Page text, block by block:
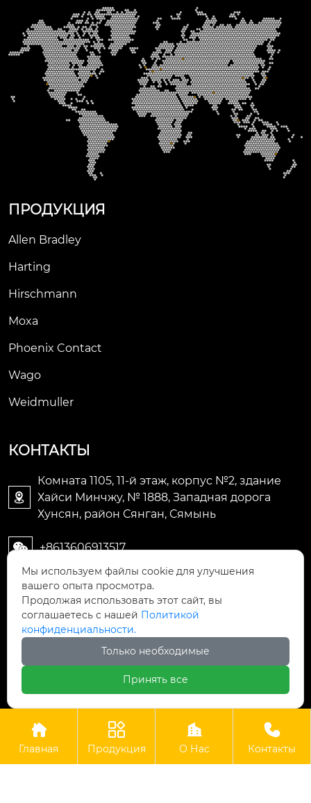
ен подробный обзо
р этой серии.
ортов, qos, rmon, уп
равление полосой п
ропускания, зеркал
ирование портов и
оповещение по эле
ктронной почте или
через реле. готовое
к использованию t
urbo ring можно лег
ко настроить с помо
щью веб-интерфей
ПРОДУКЦИЯ
Allen Bradley
Harting
Hirschmann
Moxa
Phoenix Contact
Wago
Weidmuller
КОНТАКТЫ

Комната 1105, 11-й этаж, корпус №2, здание
Хайси Минчжу, № 1888, Западная дорога
Хунсян, район Сянган, Сямынь
 +8613606913517
 +8613606913517
 
ООО Сямынь Тонгконг Технология
Copyright © ООО Сямынь Тонгконг Технология
Главная
Продукция О Нас Контакты
Мы используем файлы cookie для улучшения
вашего опыта просмотра.
Продолжая использовать этот сайт, вы
соглашаетесь с нашей Политикой
конфиденциальности.
Только необходимые
Принять все